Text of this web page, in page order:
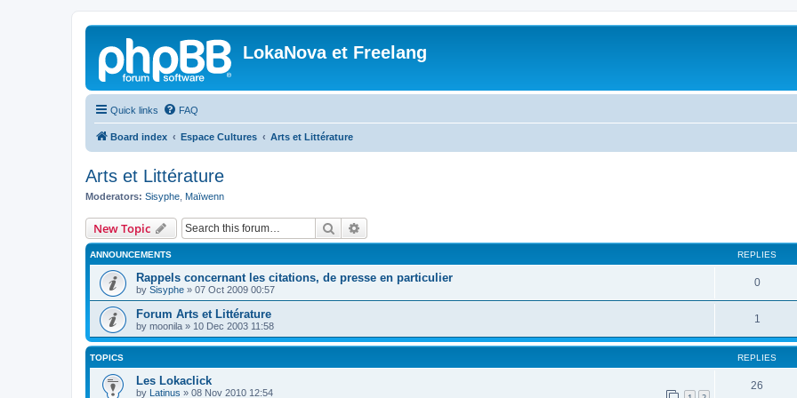
LokaNova et Freelang
Quick links FAQ
Board index Espace Cultures Arts et Littérature
Arts et Littérature
Moderators: Sisyphe Maïwenn
New Topic Search
ANNOUNCEMENTS REPLIES
Rappels concernant les citations, de presse en particulier
by Sisyphe » 07 Oct 2009 00:57
0
Forum Arts et Littérature
by moonila » 10 Dec 2003 11:58
1
TOPICS REPLIES
Les Lokaclick
by Latinus » 08 Nov 2010 12:54
26